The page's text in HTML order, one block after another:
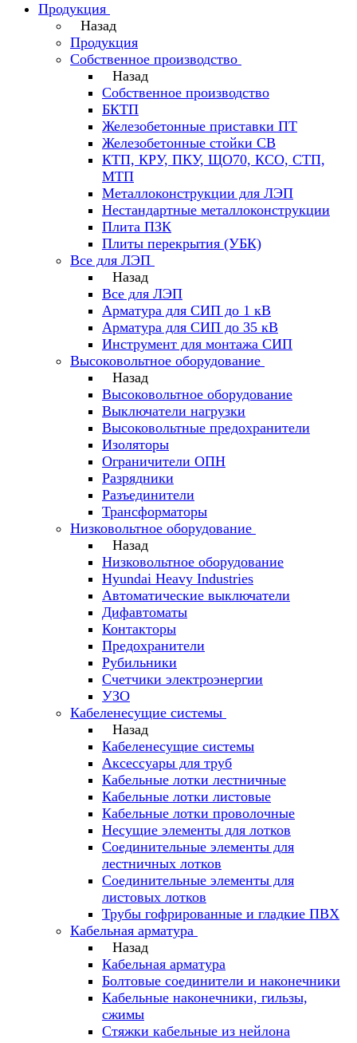
Продукция
Назад
Продукция
Собственное производство
Назад
Собственное производство
БКТП
Железобетонные приставки ПТ
Железобетонные стойки СВ
КТП, КРУ, ПКУ, ЩО70, КСО, СТП,
МТП
Металлоконструкции для ЛЭП
Нестандартные металлоконструкции
Плита ПЗК
Плиты перекрытия (УБК)
Все для ЛЭП
Назад
Все для ЛЭП
Арматура для СИП до 1 кВ
Арматура для СИП до 35 кВ
Инструмент для монтажа СИП
Высоковольтное оборудование
Назад
Высоковольтное оборудование
Выключатели нагрузки
Высоковольтные предохранители
Изоляторы
Ограничители ОПН
Разрядники
Разъединители
Трансформаторы
Низковольтное оборудование
Назад
Низковольтное оборудование
Hyundai Heavy Industries
Автоматические выключатели
Дифавтоматы
Контакторы
Предохранители
Рубильники
Счетчики электроэнергии
УЗО
Кабеленесущие системы
Назад
Кабеленесущие системы
Аксессуары для труб
Кабельные лотки лестничные
Кабельные лотки листовые
Кабельные лотки проволочные
Несущие элементы для лотков
Соединительные элементы для
лестничных лотков
Соединительные элементы для
листовых лотков
Трубы гофрированные и гладкие ПВХ
Кабельная арматура
Назад
Кабельная арматура
Болтовые соединители и наконечники
Кабельные наконечники, гильзы,
сжимы
Стяжки кабельные из нейлона